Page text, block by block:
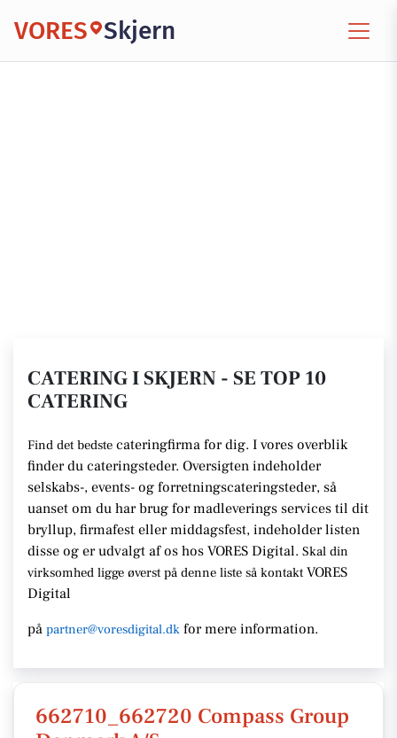
VORES Skjern
CATERING I SKJERN - SE TOP 10
CATERING
Find det bedste cateringfirma for dig. I vores overblik
finder du cateringsteder. Oversigten indeholder
selskabs-, events- og forretningscateringsteder, så
uanset om du har brug for madleverings services til dit
bryllup, firmafest eller middagsfest, indeholder listen
disse og er udvalgt af os hos VORES Digital. Skal din
virksomhed ligge øverst på denne liste så kontakt VORES
Digital
på partner@voresdigital.dk for mere information.
662710_662720 Compass Group